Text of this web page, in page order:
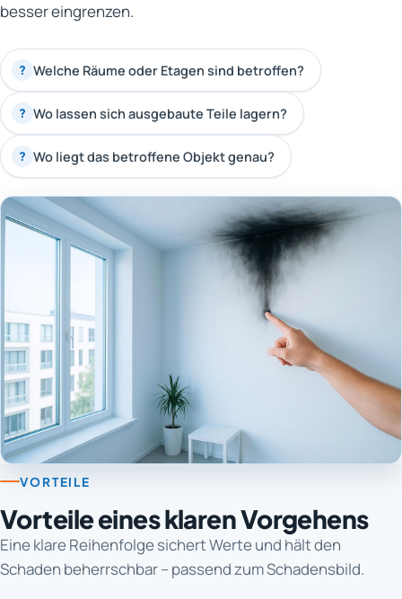
besser eingrenzen.
? Welche Räume oder Etagen sind betroffen?
? Wo lassen sich ausgebaute Teile lagern?
? Wo liegt das betroffene Objekt genau?
VORTEILE
Vorteile eines klaren Vorgehens
Eine klare Reihenfolge sichert Werte und hält den
Schaden beherrschbar – passend zum Schadensbild.